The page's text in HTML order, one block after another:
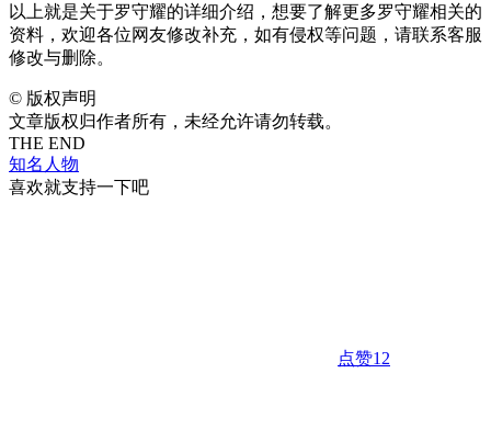
以上就是关于罗守耀的详细介绍，想要了解更多罗守耀相关的
资料，欢迎各位网友修改补充，如有侵权等问题，请联系客服
修改与删除。
© 版权声明
文章版权归作者所有，未经允许请勿转载。
THE END
知名人物
喜欢就支持一下吧
点赞12